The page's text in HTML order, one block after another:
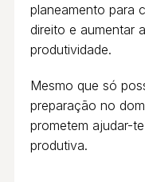
planeamento para
direito e aumentar
produtividade.
Mesmo que só
preparação no
prometem ajudar-
produtiva.